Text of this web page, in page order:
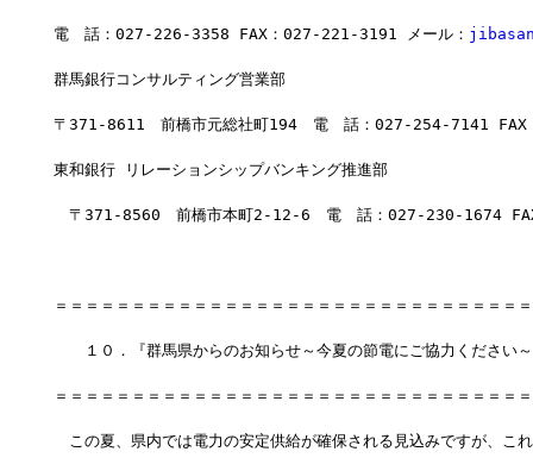
電　話：027-226-3358 FAX：027-221-3191 メール：
群馬銀行コンサルティング営業部
〒371-8611　前橋市元総社町194　電　話：027-254-7141
東和銀行 リレーションシップバンキング推進部
〒371-8560　前橋市本町2-12-6　電　話：027-230-1674
＝＝＝＝＝＝＝＝＝＝＝＝＝＝＝＝＝＝＝＝＝＝＝＝＝＝＝＝＝＝
１０．『群馬県からのお知らせ～今夏の節電にご協力ください
＝＝＝＝＝＝＝＝＝＝＝＝＝＝＝＝＝＝＝＝＝＝＝＝＝＝＝＝＝＝
この夏、県内では電力の安定供給が確保される見込みですが、こ